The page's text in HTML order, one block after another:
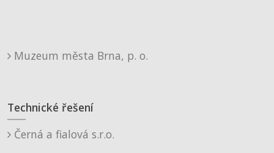
Muzeum města Brna, p. o.
Technické řešení
Černá a fialová s.r.o.